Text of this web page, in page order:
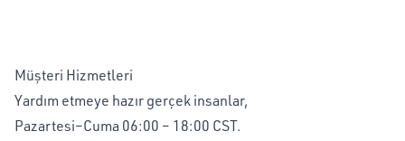
Müşteri Hizmetleri
Yardım etmeye hazır gerçek insanlar,
Pazartesi–Cuma 06:00 – 18:00 CST.